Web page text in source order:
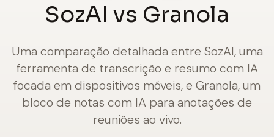
SozAI vs Granola
Uma comparação detalhada entre SozAI, uma
ferramenta de transcrição e resumo com IA
focada em dispositivos móveis, e Granola, um
bloco de notas com IA para anotações de
reuniões ao vivo.